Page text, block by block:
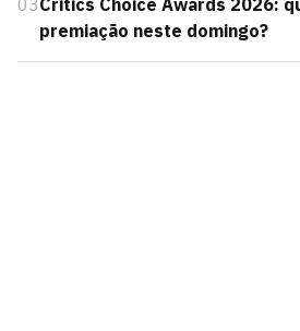
03Critics Choice Awards 2026:
premiação neste domingo?